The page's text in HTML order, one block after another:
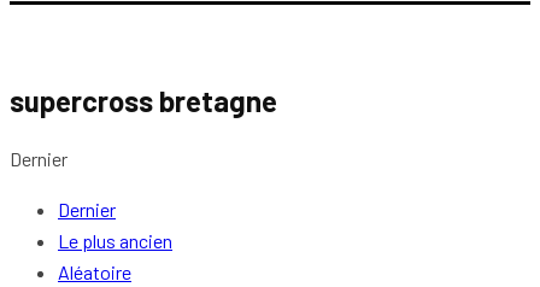
supercross bretagne
Dernier
Dernier
Le plus ancien
Aléatoire